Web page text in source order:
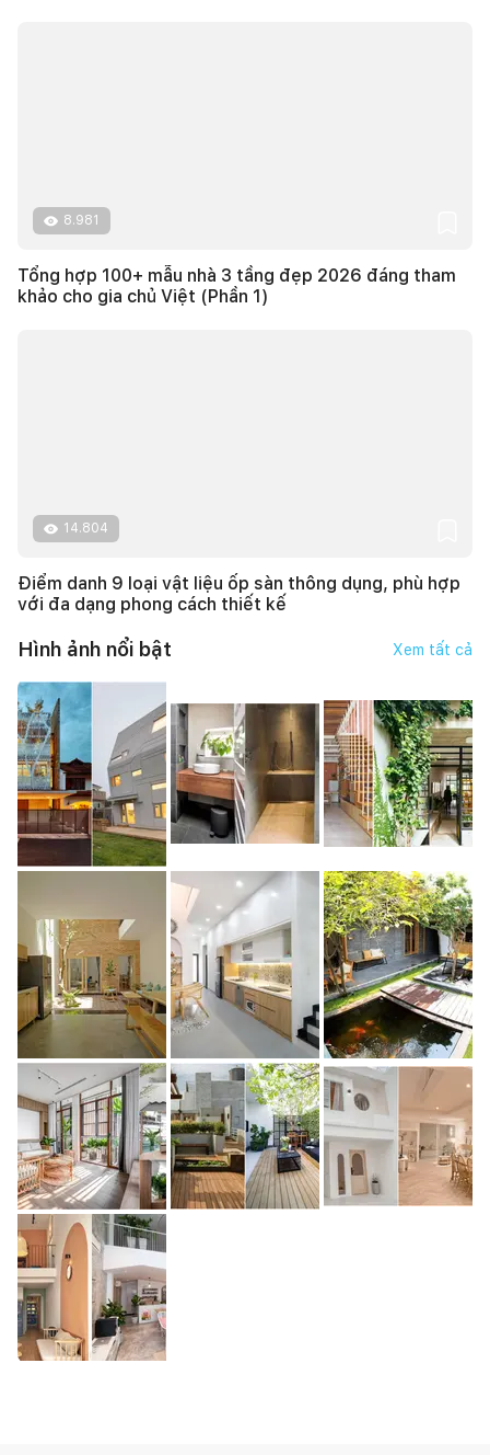
8.981
Tổng hợp 100+ mẫu nhà 3 tầng đẹp 2026 đáng tham
khảo cho gia chủ Việt (Phần 1)
14.804
Điểm danh 9 loại vật liệu ốp sàn thông dụng, phù hợp
với đa dạng phong cách thiết kế
Hình ảnh nổi bật Xem tất cả